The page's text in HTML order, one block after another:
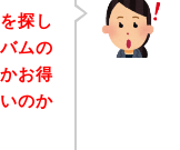
探し
ムの
お得
のか